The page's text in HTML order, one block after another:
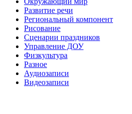
Развитие речи
Региональный компонент
Рисование
Сценарии праздников
Управление ДОУ
Физкультура
Разное
Аудиозаписи
Видеозаписи